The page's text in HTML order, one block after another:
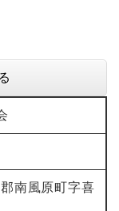
南風原町字喜